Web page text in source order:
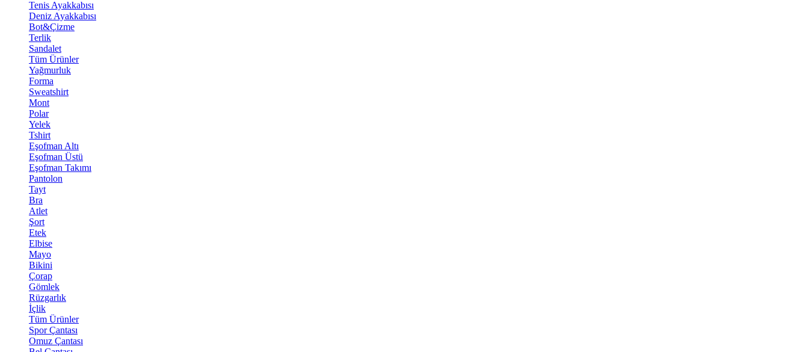
Tenis Ayakkabısı
Deniz Ayakkabısı
Bot&Çizme
Terlik
Sandalet
Tüm Ürünler
Yağmurluk
Forma
Sweatshirt
Mont
Polar
Yelek
Tshirt
Eşofman Altı
Eşofman Üstü
Eşofman Takımı
Pantolon
Tayt
Bra
Atlet
Şort
Etek
Elbise
Mayo
Bikini
Çorap
Gömlek
Rüzgarlık
İçlik
Tüm Ürünler
Spor Çantası
Omuz Çantası